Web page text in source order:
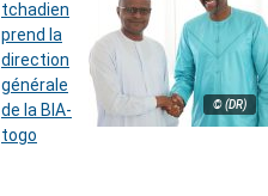
© (DR)
tchadien
prend la
direction
générale
de la BIA-
togo